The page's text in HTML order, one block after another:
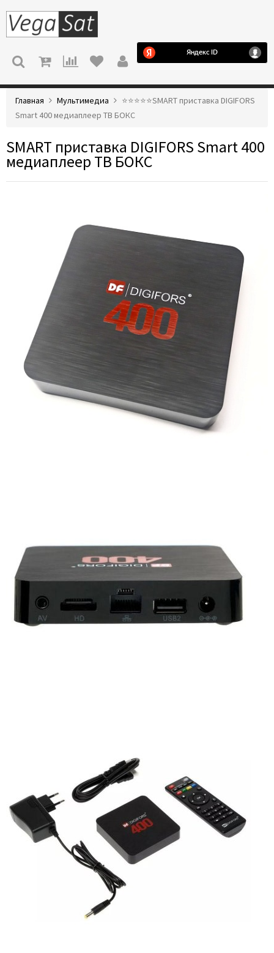
МЕНЮ
Главная Мультимедиа
⭐️⭐️⭐️⭐️⭐️SMART приставка DIGIFORS
Smart 400 медиаплеер ТВ БОКС
SMART приставка DIGIFORS Smart 400
медиаплеер ТВ БОКС